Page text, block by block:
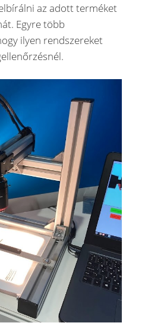
az adott terméket
Egyre több
ilyen rendszereket